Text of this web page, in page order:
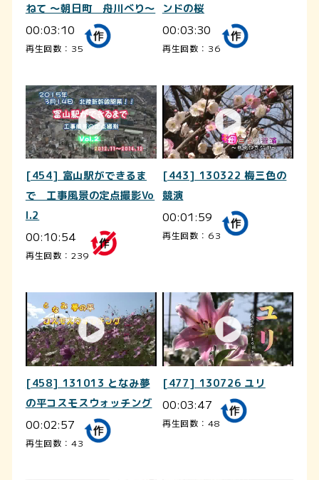
ねて ～朝日町 舟川べり～
00:03:10
再生回数：35
ンドの桜
00:03:30
再生回数：36
[454] 富山駅ができるま
で 工事風景の定点撮影Vo
l.2
00:10:54
再生回数：239
[443] 130322 梅三色の
競演
00:01:59
再生回数：63
[458] 131013 となみ夢
の平コスモスウォッチング
00:02:57
再生回数：43
[477] 130726 ユリ
00:03:47
再生回数：48